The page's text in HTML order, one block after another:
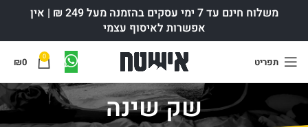
משלוח חינם עד 7 ימי עסקים בהזמנה מעל 249 ₪ | אין
אפשרות לאיסוף עצמי
תפריט 0
₪0
שק שינה